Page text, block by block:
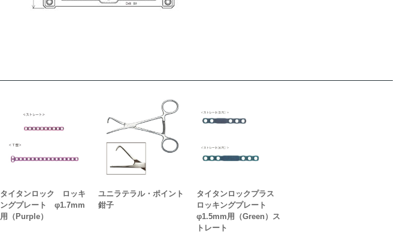
タイタンロック ロッキ
ングプレート φ1.7mm
用（Purple）
ユニラテラル・ポイント
鉗子
タイタンロックプラス
ロッキングプレート
φ1.5mm用（Green）ス
トレート